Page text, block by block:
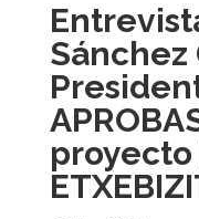
Sánchez
proyecto